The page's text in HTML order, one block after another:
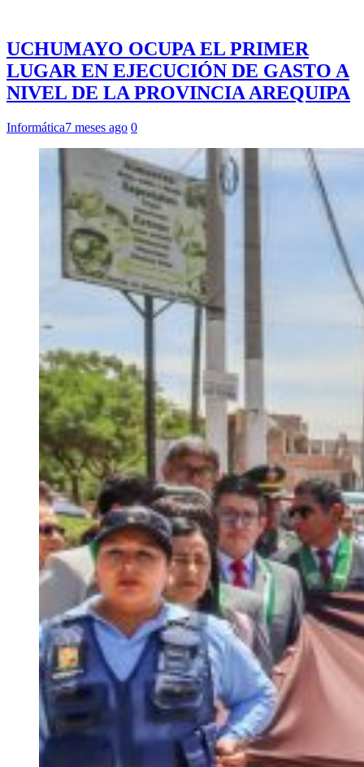
UCHUMAYO OCUPA EL PRIMER
LUGAR EN EJECUCIÓN DE GASTO A
NIVEL DE LA PROVINCIA AREQUIPA
Informática7 meses ago 0